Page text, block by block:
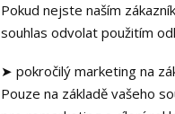
Pokud nejste naším
souhlas odvolat použitím
➤ pokročilý marketing na
Pouze na základě vašeho